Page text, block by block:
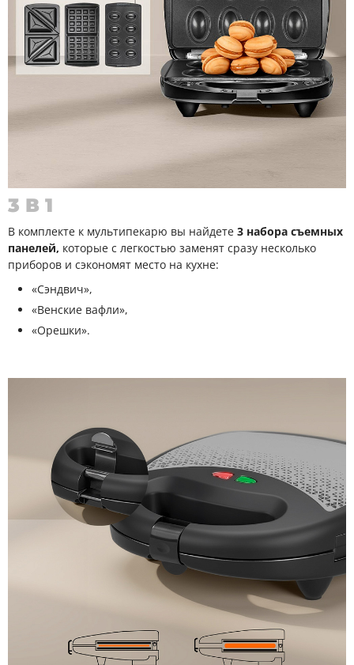
3 В 1
В комплекте к мультипекарю вы найдете 3 набора съемных
панелей, которые с легкостью заменят сразу несколько
приборов и сэкономят место на кухне:
«Сэндвич»,
«Венские вафли»,
«Орешки».